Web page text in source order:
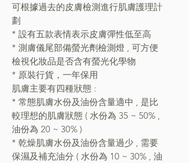
可根據過去的皮膚檢測進行肌膚護理計
劃
* 設有五款表情表示皮膚彈性低至高
* 測膚儀尾部備螢光劑檢測燈 , 可方便
檢視化妝品是否含有螢光化學物
* 原裝行貨，一年保用
肌膚主要有四種狀態 :
* 常態肌膚水份及油份含量適中 , 是比
較理想的肌膚狀態 ( 水份為 35 ~ 50% ,
油份為 20 ~ 30% )
* 乾燥肌膚水份及油份含量過少 , 需要
保濕及補充油分 ( 水份為 10 ~ 30% , 油